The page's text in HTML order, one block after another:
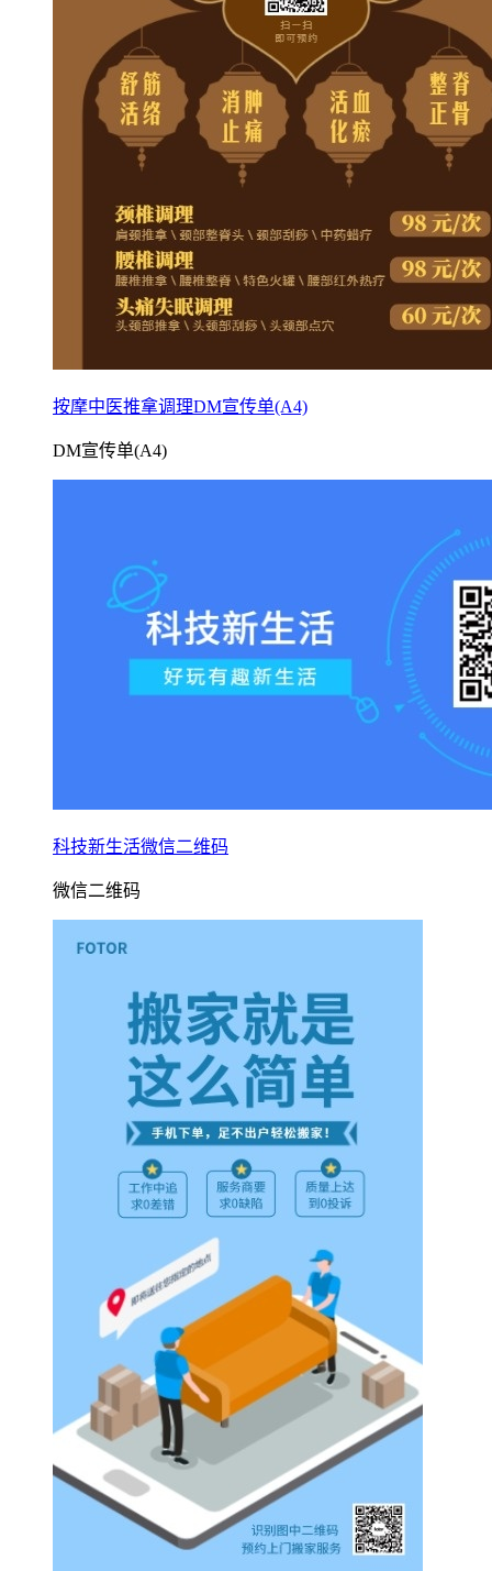
按摩中医推拿调理DM宣传单(A4)
DM宣传单(A4)
科技新生活微信二维码
微信二维码